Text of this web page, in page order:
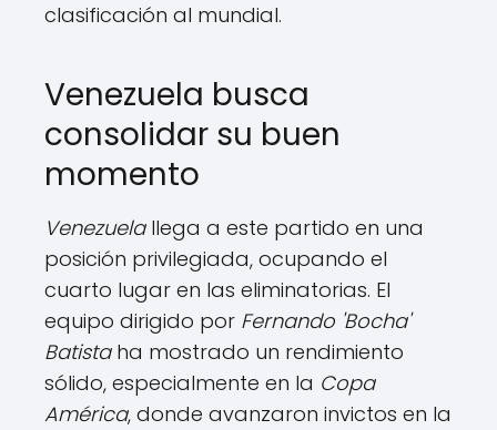
clasificación al mundial.
Venezuela busca
consolidar su buen
momento
Venezuelallega a este partido en una
posición privilegiada, ocupando el
cuarto lugar en las eliminatorias. El
equipo dirigido por Fernando 'Bocha'
Batistaha mostrado un rendimiento
sólido, especialmente en la Copa
América, donde avanzaron invictos en la